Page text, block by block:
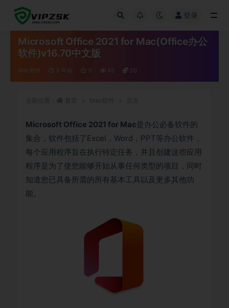
登录
Microsoft Office 2021 for Mac(Office办公
软件)v16.70中文版
Mac软件 3 年前 0 45 20
Microsoft Office 2021 for Mac是办公必备软件的
集合，软件包括了Excel，Word，PPT等办公软件，
每个应用程序旨在执行特定任务，并且创建这些应用
程序是为了使您能够开始从事任何类型的项目，同时
知道您已具备所需的所有基本工具以及更多其他功
能。